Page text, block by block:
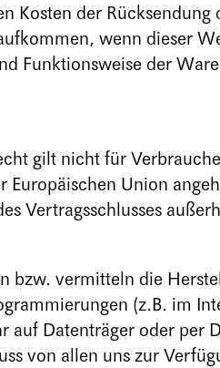
Kosten der
wenn dieser
Funktionsweise der
gilt nicht für
Europäischen Union
Vertragsschlusses
bzw. vermitteln die
(z.B. im
auf Datenträger oder per
von allen uns zur